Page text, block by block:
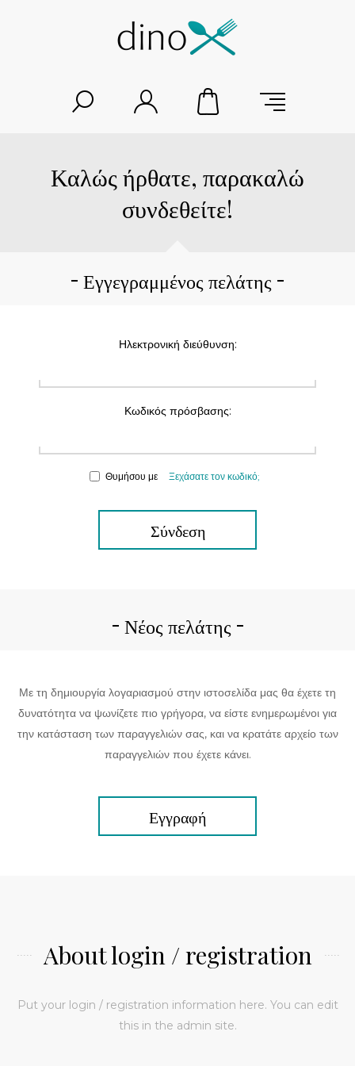
Καλώς ήρθατε, παρακαλώ
συνδεθείτε!
Εγγεγραμμένος πελάτης
Ηλεκτρονική διεύθυνση:
Κωδικός πρόσβασης:
Θυμήσου με Ξεχάσατε τον κωδικό;
Σύνδεση
Νέος πελάτης
Με τη δημιουργία λογαριασμού στην ιστοσελίδα μας θα έχετε τη
δυνατότητα να ψωνίζετε πιο γρήγορα, να είστε ενημερωμένοι για
την κατάσταση των παραγγελιών σας, και να κρατάτε αρχείο των
παραγγελιών που έχετε κάνει.
Εγγραφή
About login / registration
Put your login / registration information here. You can edit
this in the admin site.